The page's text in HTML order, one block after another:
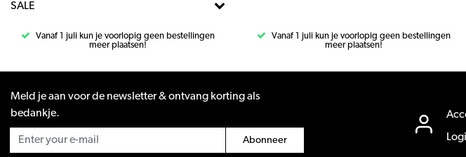
SALE
Vanaf 1 juli kun je voorlopig geen bestellingen
meer plaatsen!
Vanaf 1 juli kun je voorlopig geen bestellingen
meer plaatsen!
Meld je aan voor de newsletter & ontvang korting als
bedankje.
Abonneer